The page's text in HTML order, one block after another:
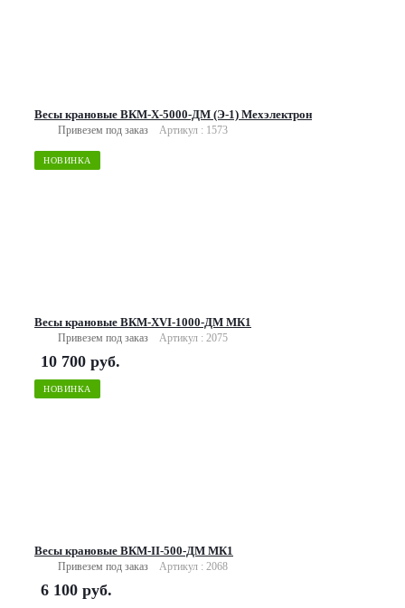
Весы крановые ВКМ-Х-5000-ДМ (Э-1) Мехэлектрон
Привезем под заказ Артикул : 1573
НОВИНКА
Весы крановые ВКМ-XVI-1000-ДМ МК1
Привезем под заказ Артикул : 2075
10 700 руб.
НОВИНКА
Весы крановые ВКМ-II-500-ДМ МК1
Привезем под заказ Артикул : 2068
6 100 руб.